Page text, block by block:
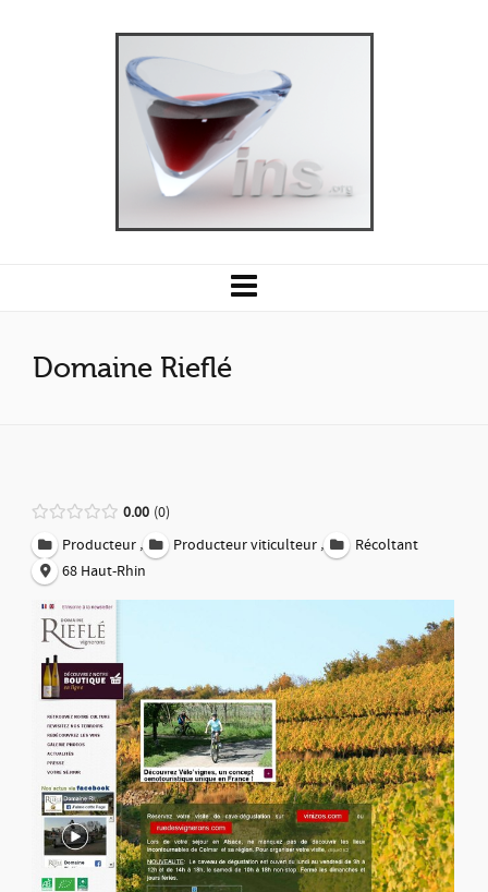
Domaine Rieflé
0.00 0
Producteur , Producteur viticulteur ,
Récoltant
68 Haut-Rhin